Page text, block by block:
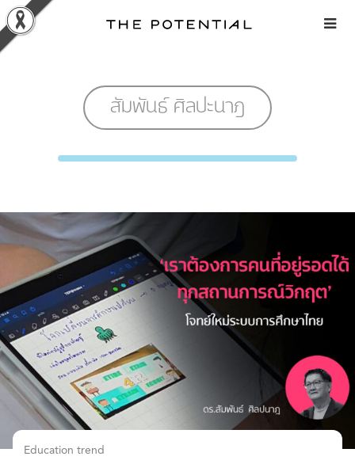
Skip
to
content
สัมพันธ์ ศิลปะนาฎ
Education trend